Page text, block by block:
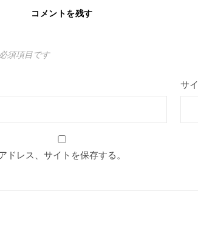
コメントを残す
須項目です
サ
レス、サイトを保存する。